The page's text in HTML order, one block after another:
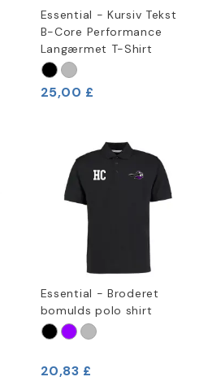
Essential - Kursiv Tekst
B-Core Performance
Langærmet T-Shirt
25,00 £
Essential - Broderet
bomulds polo shirt
20,83 £